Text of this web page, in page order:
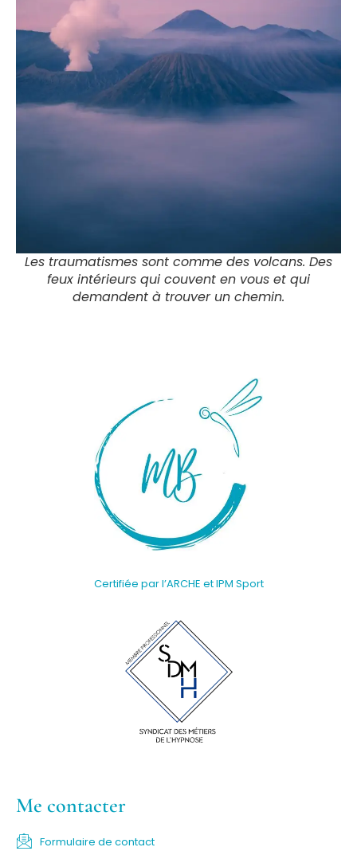
Les traumatismes sont comme des volcans. Des
feux intérieurs qui couvent en vous et qui
demandent à trouver un chemin.
Certifiée par l’ARCHE et IPM Sport
Me contacter
Formulaire de contact